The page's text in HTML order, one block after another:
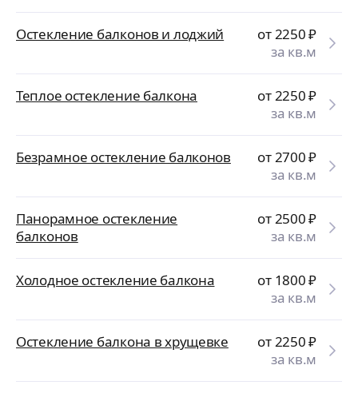
Остекление балконов и лоджий от 2250₽
за кв.м
Теплое остекление балкона от 2250₽
за кв.м
Безрамное остекление балконов от 2700₽
за кв.м
Панорамное остекление
балконов
от 2500₽
за кв.м
Холодное остекление балкона от 1800₽
за кв.м
Остекление балкона в хрущевке от 2250₽
за кв.м